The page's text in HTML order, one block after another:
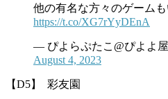
他の有名な方々のゲーム
https://t.co/XG7rYyDEnA
— ぴよらぷたこ@ぴよよ屋
August 4, 2023
【D5】 彩友園